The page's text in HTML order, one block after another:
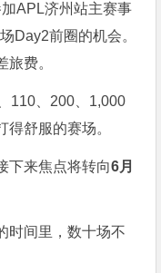
APL济州站主赛事
Day2前圈的机会。
费。
110、200、1,000
舒服的赛场。
下来焦点将转向6月
时间里，数十场不